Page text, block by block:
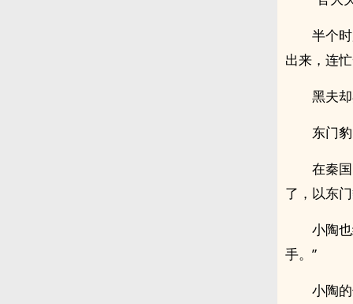
半个
出来，连
黑夫
东门
在秦
了，以东
小陶
手。”
小陶